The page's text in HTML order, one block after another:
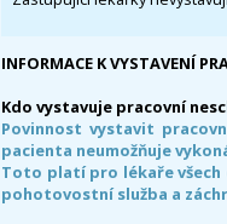
INFORMACE K VYSTAVENÍ
Kdo vystavuje pracovní
Povinnost vystavit
pacienta neumožňuje
Toto platí pro lékaře
pohotovostní služba a